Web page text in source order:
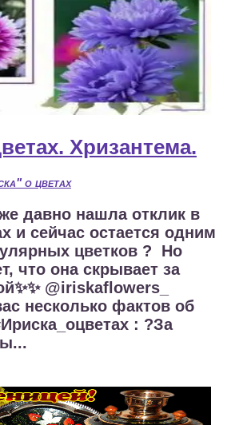
Хризантема.
о цветах
давно нашла отклик в
и сейчас остается одним
цветков ? Но
что она скрывает за
@iriskaflowers_
несколько фактов об
: ?За